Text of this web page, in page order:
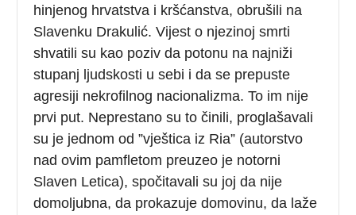
hinjenog hrvatstva i kršćanstva, obrušili na
Slavenku Drakulić. Vijest o njezinoj smrti
shvatili su kao poziv da potonu na najniži
stupanj ljudskosti u sebi i da se prepuste
agresiji nekrofilnog nacionalizma. To im nije
prvi put. Neprestano su to činili, proglašavali
su je jednom od ”vještica iz Ria” (autorstvo
nad ovim pamfletom preuzeo je notorni
Slaven Letica), spočitavali su joj da nije
domoljubna, da prokazuje domovinu, da laže